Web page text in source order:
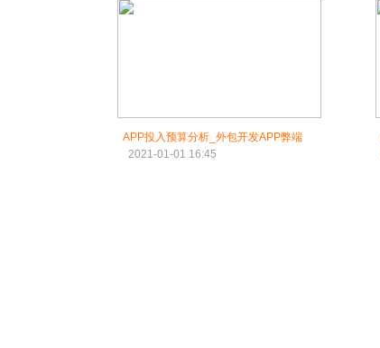
APP投入预算分析_外包开发APP弊端
2021-01-01 16:45